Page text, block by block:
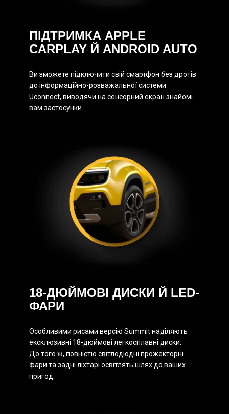
ПІДТРИМКА APPLE
CARPLAY Й ANDROID AUTO
Ви зможете підключити свій смартфон без дротів
до інформаційно-розважальної системи
Uconnect, виводячи на сенсорний екран знайомі
вам застосунки.
18-ДЮЙМОВІ ДИСКИ Й LED-
ФАРИ
Особливими рисами версію Summit наділяють
ексклюзивні 18-дюймові легкосплавні диски.
До того ж, повністю світлодіодні прожекторні
фари та задні ліхтарі освітлять шлях до ваших
пригод.